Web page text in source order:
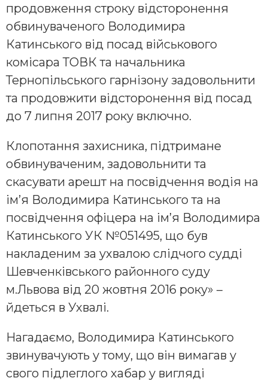
продовження строку відсторонення
обвинуваченого Володимира
Катинського від посад військового
комісара ТОВК та начальника
Тернопільського гарнізону задовольнити
та продовжити відсторонення від посад
до 7 липня 2017 року включно.
Клопотання захисника, підтримане
обвинуваченим, задовольнити та
скасувати арешт на посвідчення водія на
ім’я Володимира Катинського та на
посвідчення офіцера на ім’я Володимира
Катинського УК №051495, що був
накладеним за ухвалою слідчого судді
Шевченківського районного суду
м.Львова від 20 жовтня 2016 року» –
йдеться в Ухвалі.
Нагадаємо, Володимира Катинського
звинувачують у тому, що він вимагав у
свого підлеглого хабар у вигляді